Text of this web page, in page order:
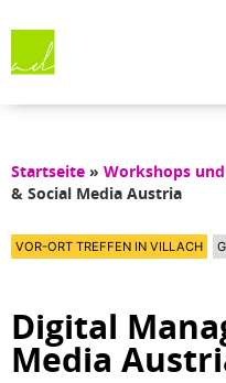
Startseite » Workshops
& Social Media Austria
VOR-ORT TREFFEN IN VILLACH
Digital
Media